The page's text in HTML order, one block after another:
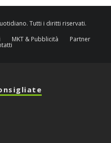
Tutti i diritti riservati.
MKT & Pubblicità Partner